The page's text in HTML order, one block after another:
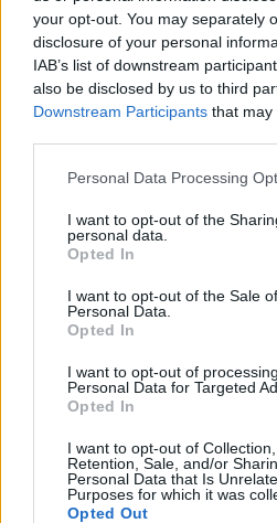
your opt-out. You may separately
disclosure of your personal
IAB’s list of downstream
also be disclosed by us to third
Downstream Participants that may
Personal Data Processing
I want to opt-out of the
personal data.
Opted In
I want to opt-out of the Sale
Personal Data.
Opted In
I want to opt-out of
Personal Data for Targeted
Opted In
I want to opt-out of Collection,
Retention, Sale, and/or
Personal Data that Is
Purposes for which it was
Opted Out
Pasaulis
Ar Žemėje bus
metų: mokslininkai
planeta (5)